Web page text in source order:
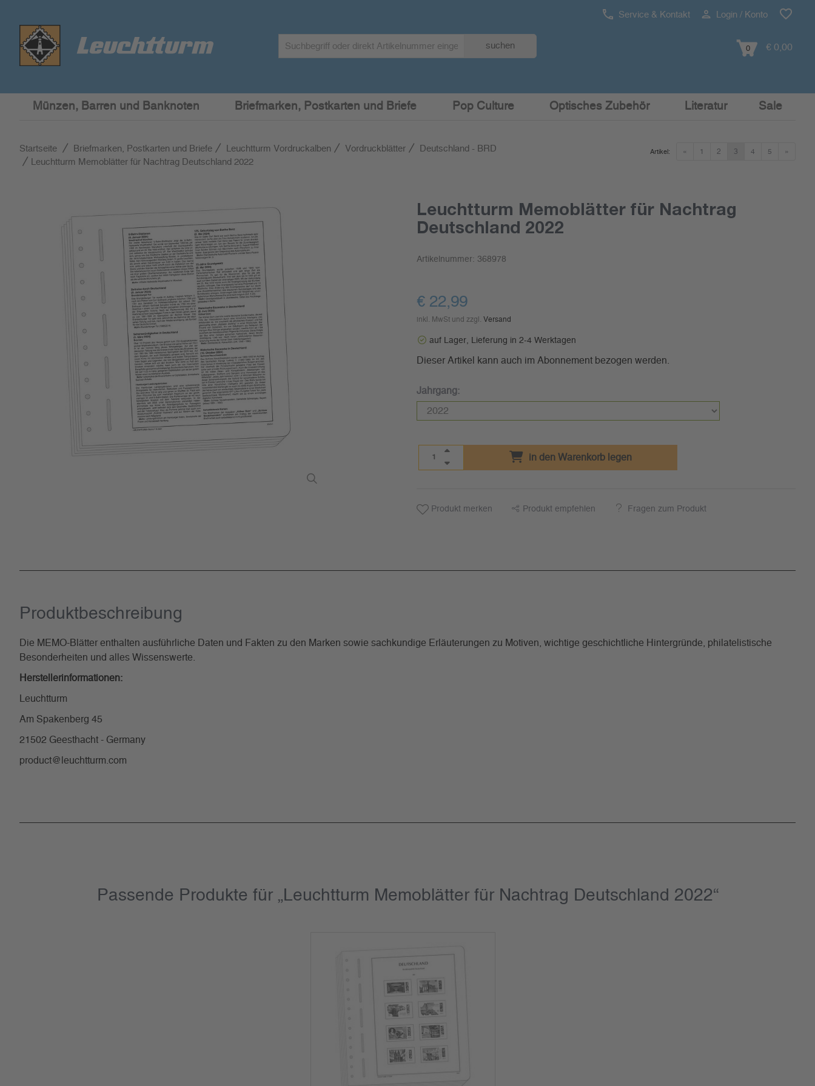
Service & Kontakt Login / Konto
suchen 0 € 0,00
Münzen, Barren und Banknoten Briefmarken, Postkarten und Briefe Pop Culture Optisches Zubehör Literatur Sale
Startseite Briefmarken, Postkarten und Briefe Leuchtturm Vordruckalben Vordruckblätter
Deutschland - BRD
Leuchtturm Memoblätter für Nachtrag Deutschland 2022
« 1 2 3 4 5 »
Artikel:
Leuchtturm Memoblätter für Nachtrag
Deutschland 2022
Artikelnummer: 368978
€ 22,99
inkl. MwSt und zzgl. Versand
auf Lager, Lieferung in 2-4 Werktagen
Dieser Artikel kann auch im Abonnement bezogen werden.
Jahrgang:
in den Warenkorb legen
Produkt merken Produkt empfehlen Fragen zum Produkt
Produkt­beschreibung
Die MEMO-Blätter enthalten ausführliche Daten und Fakten zu den Marken sowie sachkundige Erläuterungen zu Motiven, wichtige geschichtliche Hintergründe, philatelistische
Besonderheiten und alles Wissenswerte.
Herstellerinformationen:
Leuchtturm
Am Spakenberg 45
21502 Geesthacht - Germany
product@leuchtturm.com
Passende Produkte für „Leuchtturm Memoblätter für Nachtrag Deutschland 2022“